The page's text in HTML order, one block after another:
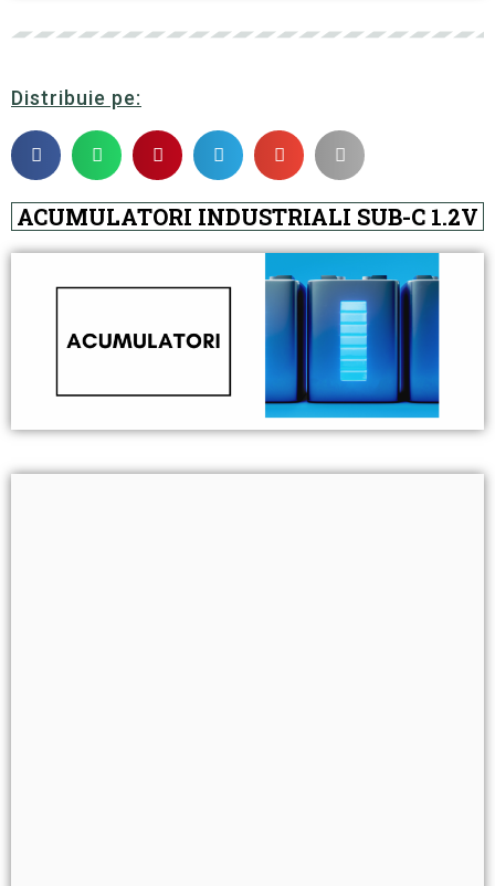
Distribuie pe:
ACUMULATORI INDUSTRIALI SUB-C 1.2V